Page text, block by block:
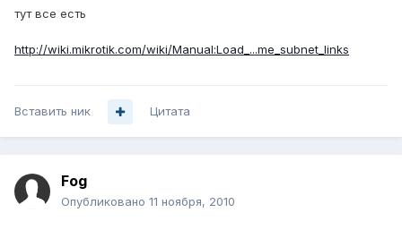
тут все есть
http://wiki.mikrotik.com/wiki/Manual:Load_...me_subnet_links
Вставить ник Цитата
Fog
Опубликовано 11 ноября, 2010